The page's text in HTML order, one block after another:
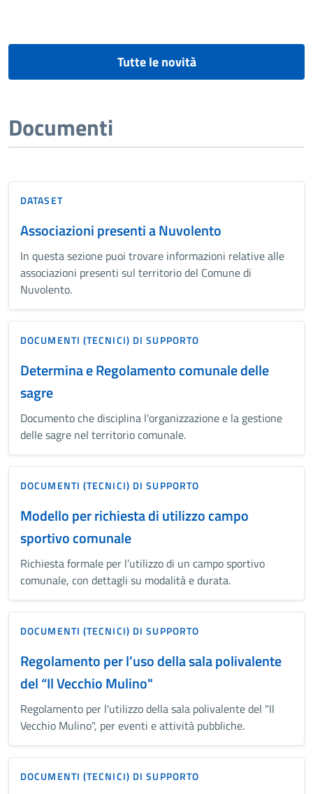
Tutte le novità
Documenti
DATASET
Associazioni presenti a Nuvolento
In questa sezione puoi trovare informazioni relative alle
associazioni presenti sul territorio del Comune di
Nuvolento.
DOCUMENTI (TECNICI) DI SUPPORTO
Determina e Regolamento comunale delle
sagre
Documento che disciplina l'organizzazione e la gestione
delle sagre nel territorio comunale.
DOCUMENTI (TECNICI) DI SUPPORTO
Modello per richiesta di utilizzo campo
sportivo comunale
Richiesta formale per l’utilizzo di un campo sportivo
comunale, con dettagli su modalità e durata.
DOCUMENTI (TECNICI) DI SUPPORTO
Regolamento per l’uso della sala polivalente
del “Il Vecchio Mulino"
Regolamento per l'utilizzo della sala polivalente del "Il
Vecchio Mulino", per eventi e attività pubbliche.
DOCUMENTI (TECNICI) DI SUPPORTO